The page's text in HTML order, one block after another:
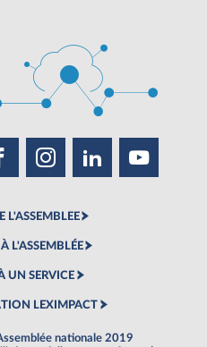
L'ASSEMBLEE
L'ASSEMBLÉE
UN SERVICE
LEXIMPACT
nationale 2019